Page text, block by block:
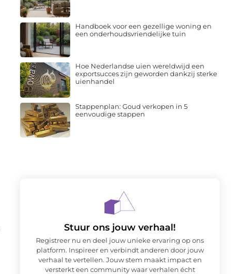
Handboek voor een gezellige woning en
een onderhoudsvriendelijke tuin
Hoe Nederlandse uien wereldwijd een
exportsucces zijn geworden dankzij sterke
uienhandel
Stappenplan: Goud verkopen in 5
eenvoudige stappen
Stuur ons jouw verhaal!
Registreer nu en deel jouw unieke ervaring op ons
platform. Inspireer en verbindt anderen door jouw
verhaal te vertellen. Jouw stem maakt impact en
versterkt een community waar verhalen écht